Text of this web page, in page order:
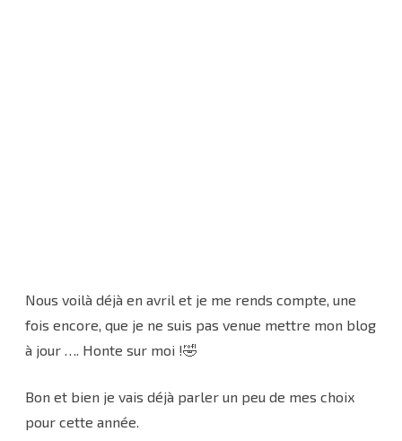
Nous voilà déjà en avril et je me rends compte, une
fois encore, que je ne suis pas venue mettre mon blog
à jour …. Honte sur moi !🤣
Bon et bien je vais déjà parler un peu de mes choix
pour cette année.